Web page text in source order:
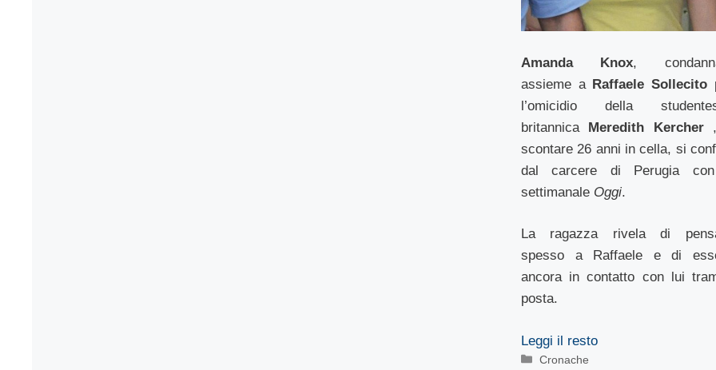
Amanda Knox,
assieme a Raffaele Sollecito
l’omicidio della
britannica Meredith Kercher
scontare 26 anni in cella, si
dal carcere di Perugia
settimanale Oggi.
La ragazza rivela di
spesso a Raffaele e di
ancora in contatto con lui
posta.
Leggi il resto
Categorie
Cronache